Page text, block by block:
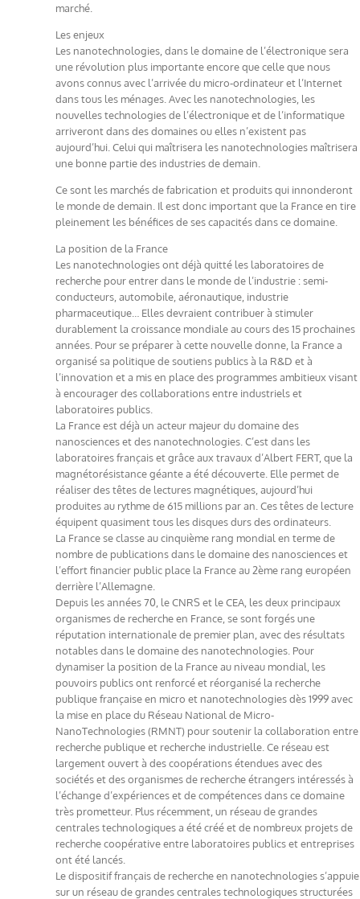
marché.
Les enjeux
Les nanotechnologies, dans le domaine de l’électronique sera
une révolution plus importante encore que celle que nous
avons connus avec l’arrivée du micro-ordinateur et l’Internet
dans tous les ménages. Avec les nanotechnologies, les
nouvelles technologies de l’électronique et de l’informatique
arriveront dans des domaines ou elles n’existent pas
aujourd’hui. Celui qui maîtrisera les nanotechnologies maîtrisera
une bonne partie des industries de demain.
Ce sont les marchés de fabrication et produits qui innonderont
le monde de demain. Il est donc important que la France en tire
pleinement les bénéfices de ses capacités dans ce domaine.
La position de la France
Les nanotechnologies ont déjà quitté les laboratoires de
recherche pour entrer dans le monde de l’industrie : semi-
conducteurs, automobile, aéronautique, industrie
pharmaceutique… Elles devraient contribuer à stimuler
durablement la croissance mondiale au cours des 15 prochaines
années. Pour se préparer à cette nouvelle donne, la France a
organisé sa politique de soutiens publics à la R&D et à
l’innovation et a mis en place des programmes ambitieux visant
à encourager des collaborations entre industriels et
laboratoires publics.
La France est déjà un acteur majeur du domaine des
nanosciences et des nanotechnologies. C’est dans les
laboratoires français et grâce aux travaux d’Albert FERT, que la
magnétorésistance géante a été découverte. Elle permet de
réaliser des têtes de lectures magnétiques, aujourd’hui
produites au rythme de 615 millions par an. Ces têtes de lecture
équipent quasiment tous les disques durs des ordinateurs.
La France se classe au cinquième rang mondial en terme de
nombre de publications dans le domaine des nanosciences et
l’effort financier public place la France au 2ème rang européen
derrière l’Allemagne.
Depuis les années 70, le CNRS et le CEA, les deux principaux
organismes de recherche en France, se sont forgés une
réputation internationale de premier plan, avec des résultats
notables dans le domaine des nanotechnologies. Pour
dynamiser la position de la France au niveau mondial, les
pouvoirs publics ont renforcé et réorganisé la recherche
publique française en micro et nanotechnologies dès 1999 avec
la mise en place du Réseau National de Micro-
NanoTechnologies (RMNT) pour soutenir la collaboration entre
recherche publique et recherche industrielle. Ce réseau est
largement ouvert à des coopérations étendues avec des
sociétés et des organismes de recherche étrangers intéressés à
l’échange d’expériences et de compétences dans ce domaine
très prometteur. Plus récemment, un réseau de grandes
centrales technologiques a été créé et de nombreux projets de
recherche coopérative entre laboratoires publics et entreprises
ont été lancés.
Le dispositif français de recherche en nanotechnologies s’appuie
sur un réseau de grandes centrales technologiques structurées